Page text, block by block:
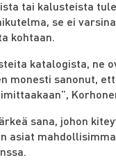
tai kalusteista
se ei
kohtaan.
katalogista, ne
monesti sanonut,
sana, johon
asiat